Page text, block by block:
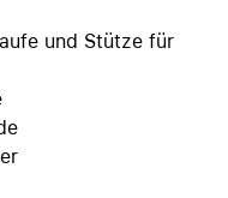
und Stütze für